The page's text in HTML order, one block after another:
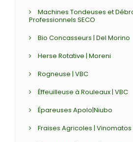
Machines Tondeuses et
Professionnels SECO
Bio Concasseurs | Del Morino
Herse Rotative | Moreni
Rogneuse | VBC
Éffeuilleuse à Rouleaux | VBC
Épareuses Apolo|Niubo
Fraises Agricoles | Vinomatos